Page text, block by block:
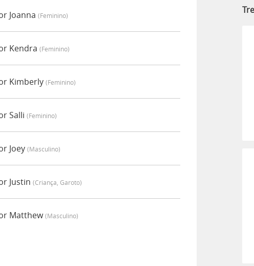
Joanna (feminino)
Kendra (feminino)
Kimberly (feminino)
Salli (feminino)
Joey (masculino)
Justin (criança, Garoto)
Matthew(masculino)